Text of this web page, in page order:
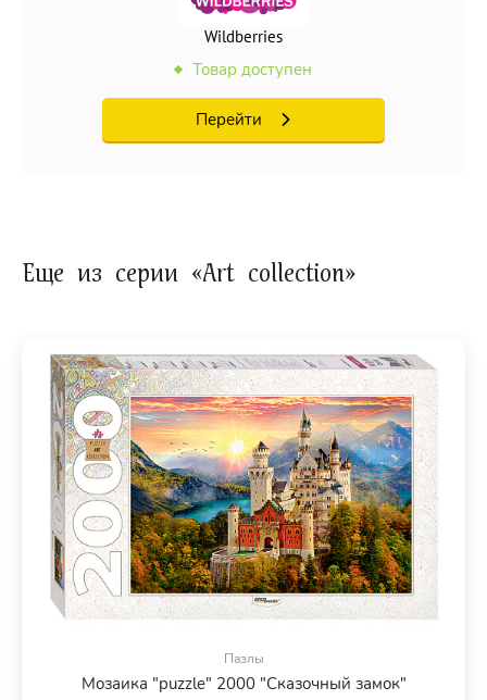
Wildberries
Товар доступен
Перейти
Еще из серии «Art collection»
Пазлы
Мозаика "puzzle" 2000 "Сказочный замок"